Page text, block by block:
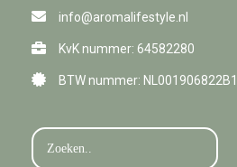
info@aromalifestyle.nl
KvK nummer: 64582280
BTW nummer: